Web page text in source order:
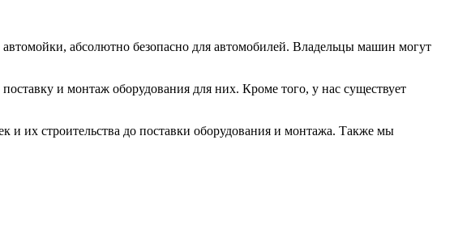
абсолютно безопасно для автомобилей. Владельцы машин могут
и монтаж оборудования для них. Кроме того, у нас существует
и их строительства до поставки оборудования и монтажа. Также мы